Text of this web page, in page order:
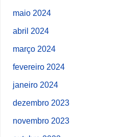
maio 2024
abril 2024
março 2024
fevereiro 2024
janeiro 2024
dezembro 2023
novembro 2023